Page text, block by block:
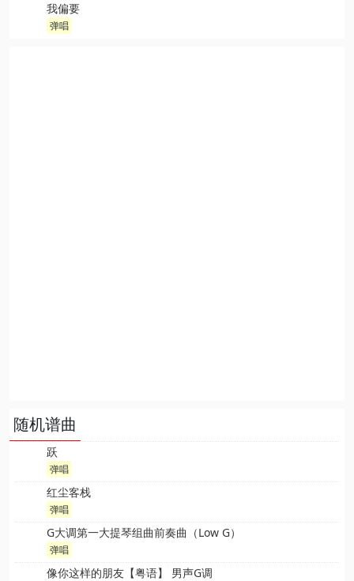
我偏要
弹唱
随机谱曲
跃
弹唱
红尘客栈
弹唱
G大调第一大提琴组曲前奏曲（Low G）
弹唱
像你这样的朋友【粤语】 男声G调